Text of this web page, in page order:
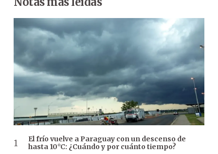
El frío vuelve a Paraguay con un descenso de
hasta 10°C: ¿Cuándo y por cuánto tiempo?